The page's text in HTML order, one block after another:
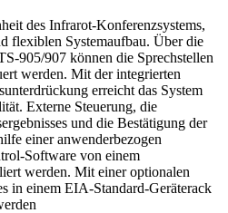
des Infrarot-Konferenzsystems,
flexiblen Systemaufbau. Über die
905/907 können die Sprechstellen
werden. Mit der integrierten
erreicht das System
Externe Steuerung, die
und die Bestätigung der
einer anwenderbezogen
Software von einem
werden. Mit einer optionalen
in einem EIA-Standard-Geräterack